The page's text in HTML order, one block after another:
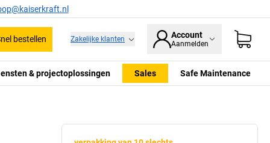
bestellen Zakelijke klanten Account
Aanmelden
& projectoplossingen Sales Safe Maintenance